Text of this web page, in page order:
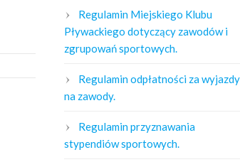
Regulamin Miejskiego Klubu
Pływackiego dotyczący zawodów i
zgrupowań sportowych.
Regulamin odpłatności za wyjazdy
na zawody.
Regulamin przyznawania
stypendiów sportowych.